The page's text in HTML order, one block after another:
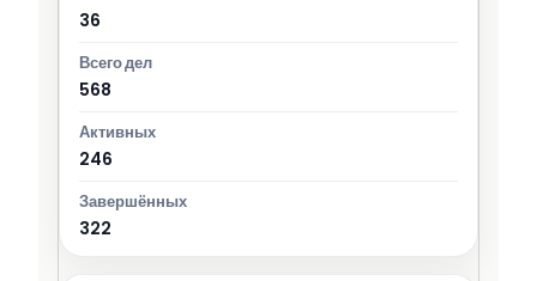
36
568
246
322